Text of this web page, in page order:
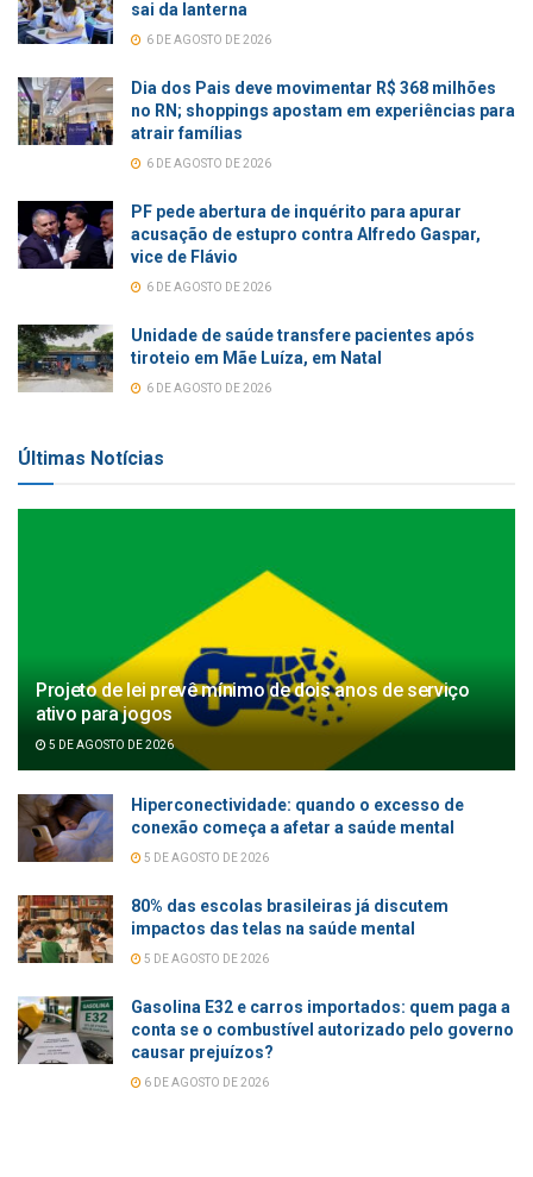
sai da lanterna
6 DE AGOSTO DE 2026
Dia dos Pais deve movimentar R$ 368 milhões
no RN; shoppings apostam em experiências para
atrair famílias
6 DE AGOSTO DE 2026
PF pede abertura de inquérito para apurar
acusação de estupro contra Alfredo Gaspar,
vice de Flávio
6 DE AGOSTO DE 2026
Unidade de saúde transfere pacientes após
tiroteio em Mãe Luíza, em Natal
6 DE AGOSTO DE 2026
Últimas Notícias
Projeto de lei prevê mínimo de dois anos de serviço
ativo para jogos
5 DE AGOSTO DE 2026
Hiperconectividade: quando o excesso de
conexão começa a afetar a saúde mental
5 DE AGOSTO DE 2026
80% das escolas brasileiras já discutem
impactos das telas na saúde mental
5 DE AGOSTO DE 2026
Gasolina E32 e carros importados: quem paga a
conta se o combustível autorizado pelo governo
causar prejuízos?
6 DE AGOSTO DE 2026